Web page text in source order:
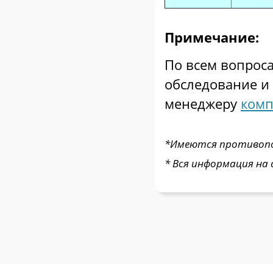
Примечание:
По всем
обследование
менеджеру
*Имеются
* Вся информация на